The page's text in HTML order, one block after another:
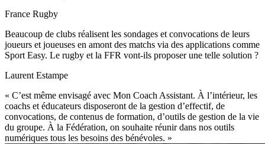
France Rugby
Beaucoup de clubs réalisent les sondages et convocations de leurs
joueurs et joueuses en amont des matchs via des applications comme
Sport Easy. Le rugby et la FFR vont-ils proposer une telle solution ?
Laurent Estampe
« C’est même envisagé avec Mon Coach Assistant. À l’intérieur, les
coachs et éducateurs disposeront de la gestion d’effectif, de
convocations, de contenus de formation, d’outils de gestion de la vie
du groupe. À la Fédération, on souhaite réunir dans nos outils
numériques tous les besoins des bénévoles. »